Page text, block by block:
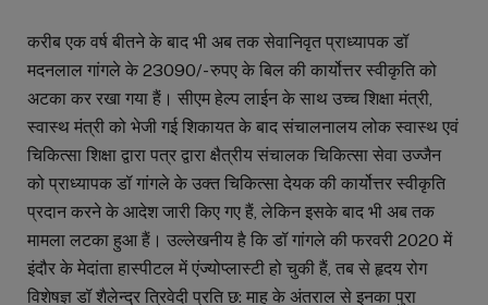
करीब एक वर्ष बीतने के बाद भी अब तक सेवानिवृत प्राध्यापक डॉ
मदनलाल गांगले के 23090/- रुपए के बिल की कार्योत्तर स्वीकृति को
अटका कर रखा गया हैं। सीएम हेल्प लाईन के साथ उच्च शिक्षा मंत्री,
स्वास्थ मंत्री को भेजी गई शिकायत के बाद संचालनालय लोक स्वास्थ एवं
चिकित्सा शिक्षा द्वारा पत्र द्वारा क्षैत्रीय संचालक चिकित्सा सेवा उज्जैन
को प्राध्यापक डॉ गांगले के उक्त चिकित्सा देयक की कार्योत्तर स्वीकृति
प्रदान करने के आदेश जारी किए गए हैं, लेकिन इसके बाद भी अब तक
मामला लटका हुआ हैं। उल्लेखनीय है कि डॉ गांगले की फरवरी 2020 में
इंदौर के मेदांता हास्पीटल में एंज्योप्लास्टी हो चुकी हैं, तब से हृदय रोग
विशेषज्ञ डॉ शैलेन्द्र त्रिवेदी प्रति छ: माह के अंतराल से इनका पुरा